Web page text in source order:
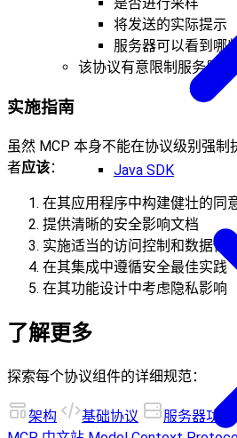
Java SDK
是否进行采样
将发送的实际提示
服务器可以看到哪
该协议有意限制服务器
实施指南
虽然 MCP 本身不能在协议级别强
者应该：
在其应用程序中构建健壮的同
提供清晰的安全影响文档
实施适当的访问控制和数据保护
在其集成中遵循安全最佳实践
在其功能设计中考虑隐私影响
了解更多
探索每个协议组件的详细规范：
架构 基础协议 服务器功能